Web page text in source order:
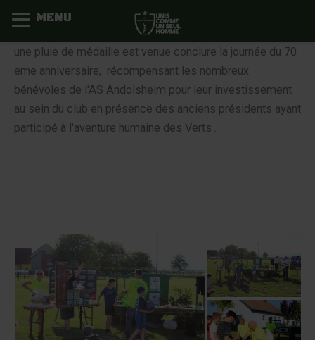
Aller
contenu
une pluie de médaille est venue conclure la journée du 70
eme anniversaire, récompensant les nombreux
bénévoles de l'AS Andolsheim pour leur investissement
au sein du club en présence des anciens présidents ayant
participé à l'aventure humaine des Verts .
.
MENU